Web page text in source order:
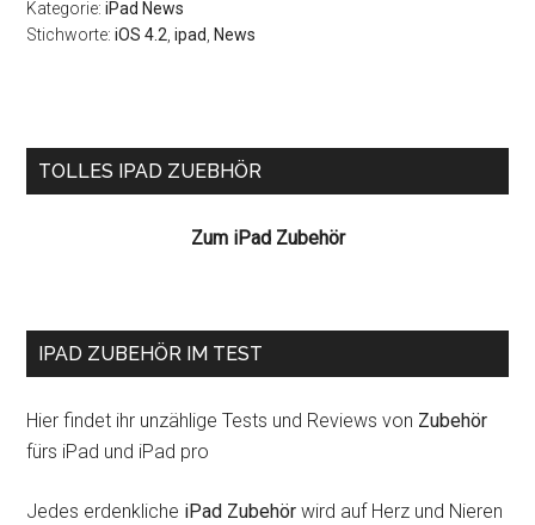
Kategorie:iPad News
Stichworte:iOS 4.2 ,ipad News
Seitenspalte
TOLLES IPAD ZUEBHÖR
Zum iPad Zubehör
IPAD ZUBEHÖR IM TEST
Hier findet ihr unzählige Tests und Reviews von Zubehör
fürs iPad und iPad pro
Jedes erdenkliche iPad Zubehör wird auf Herz und Nieren